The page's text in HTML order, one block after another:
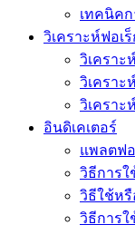
เทคนิคก
วิเคราะห์ฟอเ
วิเคราะ
วิเคราะ
วิเคราะ
อินดิเคเตอร์
แพลตฟ
วิธีการใ
วิธีใช้หรื
วิธีการใ